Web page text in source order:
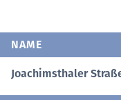
NAME
Joachimsthaler